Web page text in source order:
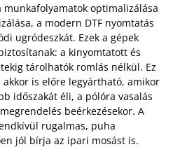
munkafolyamatok optimalizálása
a modern DTF nyomtatás
ugródeszkát. Ezek a gépek
a kinyomtatott és
tárolhatók romlás nélkül. Ez
is előre legyártható, amikor
időszakát éli, a pólóra vasalás
beérkezésekor. A
rugalmas, puha
jól bírja az ipari mosást is.